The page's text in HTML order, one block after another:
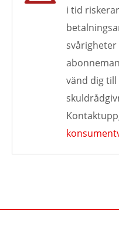
i tid
vänd dig